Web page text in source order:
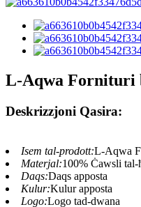
L-Aqwa Fornituri
Deskrizzjoni Qasira:
Isem tal-prodott:L-Aqwa
Materjal:100% Ċawsli tal-
Daqs:Daqs apposta
Kulur:Kulur apposta
Logo:Logo tad-dwana